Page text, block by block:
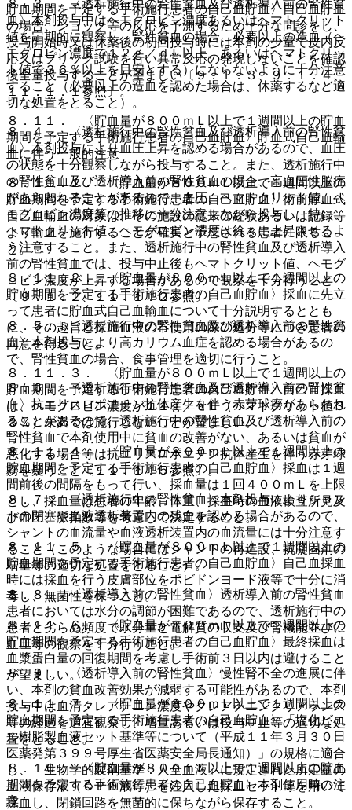
貯血期間を予定する手術施行患者の自己血貯血〉自己血貯血
の場合、ショック等の反応を予測するため十分な問診をし、
投与開始時又は休薬後の初回投与時には本剤の少量で皮内反
応又はプリック試験を行い異常反応の発現しないことを確認
後全量投与することが望ましい〔９．１．３、９．１．４、
１１．１．１参照〕。
８．１１． 〈貯血量が８００ｍＬ以上で１週間以上の貯血
期間を予定する手術施行患者の自己血貯血〉貯血式自己血輸
血に伴う一般的注意
８．１１．１． 〈貯血量が８００ｍＬ以上で１週間以上の
貯血期間を予定する手術施行患者の自己血貯血〉術前貯血式
自己血輸血の対象は、その施設の従来の経験あるいは記録等
より輸血を施行することが確実と予想される患者に限るこ
と。
８．１１．２． 〈貯血量が８００ｍＬ以上で１週間以上の
貯血期間を予定する手術施行患者の自己血貯血〉採血に先立
って患者に貯血式自己血輸血について十分説明するととも
に、その趣旨と採血血液の不使用の際の処分等につき患者の
同意を得ること。
８．１１．３． 〈貯血量が８００ｍＬ以上で１週間以上の
貯血期間を予定する手術施行患者の自己血貯血〉自己血採血
は、ヘモグロビン濃度が１１ｇ／ｄＬ（ヘマトクリット値３
３％）未満では施行しないことが望ましい。
８．１１．４． 〈貯血量が８００ｍＬ以上で１週間以上の
貯血期間を予定する手術施行患者の自己血貯血〉採血は１週
間前後の間隔をもって行い、採血量は１回４００ｍＬを上限
とし、採血量は患者の年齢、体重、採血時の血液検査所見及
び血圧、脈拍数等を考慮して決定すること。
８．１１．５． 〈貯血量が８００ｍＬ以上で１週間以上の
貯血期間を予定する手術施行患者の自己血貯血〉自己血採血
時には採血を行う皮膚部位をポビドンヨード液等で十分に消
毒し、無菌性を保つこと。
８．１１．６． 〈貯血量が８００ｍＬ以上で１週間以上の
貯血期間を予定する手術施行患者の自己血貯血〉最終採血は
血漿蛋白量の回復期間を考慮し手術前３日以内は避けること
が望ましい。
８．１１．７． 〈貯血量が８００ｍＬ以上で１週間以上の
貯血期間を予定する手術施行患者の自己血貯血〉「塩化ビニ
ル樹脂製血液セット基準等について（平成１１年３月３０日
医薬発第３９９号厚生省医薬安全局長通知）」の規格に適合
し、「生物学的製剤基準：人全血液」に規定された所定量の
血液保存液（ＣＰＤ液等）を注入した採血セット等を用いて
採血し、閉鎖回路を無菌的に保ちながら保存すること。
８．３． 〈透析施行中の腎性貧血及び透析導入前の腎性貧
血〉本剤投与中はヘモグロビン濃度あるいはヘマトクリット
値を定期的に観察し、腎性貧血の場合、必要以上の造血（ヘ
モグロビン濃度で１２ｇ／ｄＬ以上、あるいはヘマトクリッ
ト値で３６％以上を目安とする）にならないように十分注意
すること（必要以上の造血を認めた場合は、休薬するなど適
切な処置をとること）。
８．４． 〈透析施行中の腎性貧血及び透析導入前の腎性貧
血〉本剤投与により血圧上昇を認める場合があるので、血圧
の状態を十分観察しながら投与すること。また、透析施行中
の腎性貧血及び透析導入前の腎性貧血の場合、高血圧性脳症
があらわれることがあるので、血圧、ヘマトクリット値、ヘ
モグロビン濃度等の推移に十分注意しながら投与し、特に、
ヘマトクリット値、ヘモグロビン濃度は徐々に上昇させるよ
う注意すること。また、透析施行中の腎性貧血及び透析導入
前の腎性貧血では、投与中止後もヘマトクリット値、ヘモグ
ロビン濃度が上昇する場合があるので観察を十分行うこと
〔９．１．２、１１．１．２参照〕。
８．５． 〈透析施行中の腎性貧血及び透析導入前の腎性貧
血〉本剤投与により高カリウム血症を認める場合があるの
で、腎性貧血の場合、食事管理を適切に行うこと。
８．６． 〈透析施行中の腎性貧血及び透析導入前の腎性貧
血〉抗エリスロポエチン抗体産生を伴う赤芽球癆があらわれ
ることがあるので、透析施行中の腎性貧血及び透析導入前の
腎性貧血で本剤使用中に貧血の改善がない、あるいは貧血が
悪化する場合等は抗エリスロポエチン抗体産生を伴う赤芽球
癆を疑うこと〔１１．１．５参照〕。
８．７． 〈透析施行中の腎性貧血〉本剤投与によりシャン
トの閉塞や血液透析装置内の残血を認める場合があるので、
シャントの血流量や血液透析装置内の血流量には十分注意す
ること（このような場合にはシャントの再造設、抗凝固剤の
増量等の適切な処置をとること）。
８．８． 〈透析導入前の腎性貧血〉透析導入前の腎性貧血
患者においては水分の調節が困難であるので、透析施行中の
患者と劣らぬ頻度で水分量と電解質の収支及び腎機能並びに
血圧等の観察を十分行うこと。
８．９． 〈透析導入前の腎性貧血〉慢性腎不全の進展に伴
い、本剤の貧血改善効果が減弱する可能性があるので、本剤
投与中は血清クレアチニン濃度やクレアチニンクリアランス
等の経過を適宜観察し、増量あるいは投与中止等の適切な処
置をとること。
８．１０． 〈貯血量が８００ｍＬ以上で１週間以上の貯血
期間を予定する手術施行患者の自己血貯血〉本剤使用時の注
意